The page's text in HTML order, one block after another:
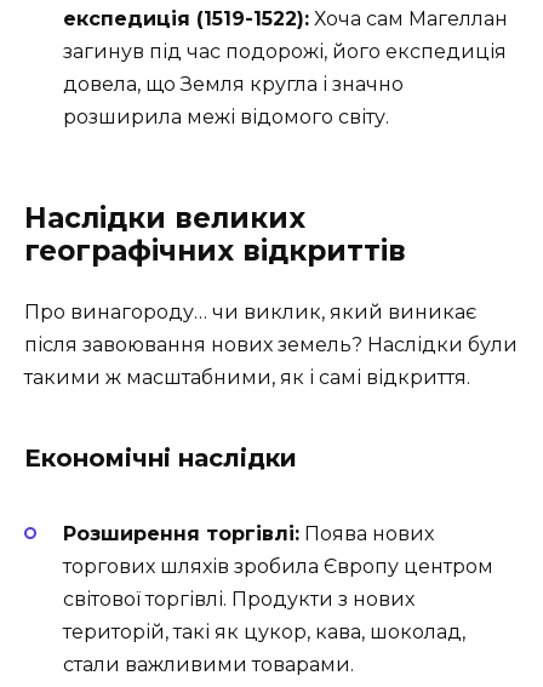
експедиція (1519-1522): Хоча сам Магеллан
загинув під час подорожі, його експедиція
довела, що Земля кругла і значно
розширила межі відомого світу.
Наслідки великих
географічних відкриттів
Про винагороду… чи виклик, який виникає
після завоювання нових земель? Наслідки були
такими ж масштабними, як і самі відкриття.
Економічні наслідки
Розширення торгівлі: Поява нових
торгових шляхів зробила Європу центром
світової торгівлі. Продукти з нових
територій, такі як цукор, кава, шоколад,
стали важливими товарами.